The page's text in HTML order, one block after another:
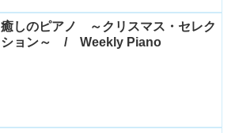
癒しのピアノ ～クリスマス・セレク
ション～ / Weekly Piano